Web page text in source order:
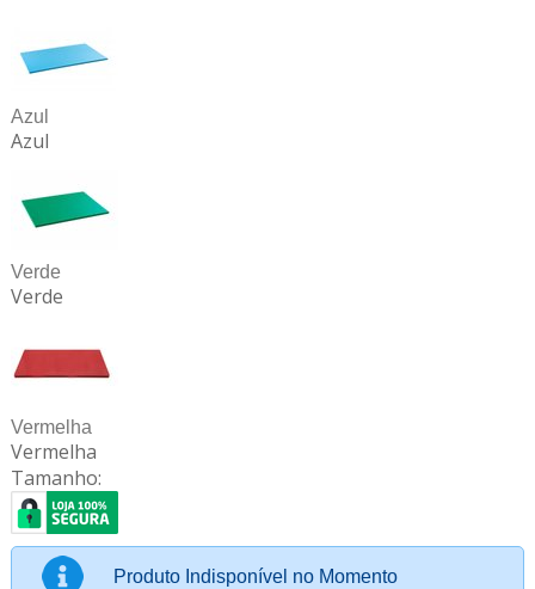
Azul
Azul
Verde
Verde
Vermelha
Vermelha
Tamanho:
Produto Indisponível no Momento